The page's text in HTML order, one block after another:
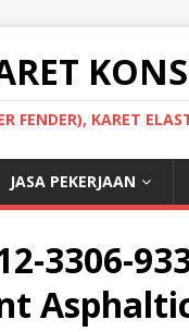
FENDER), KARET
JASA PEKERJAAN
3306-